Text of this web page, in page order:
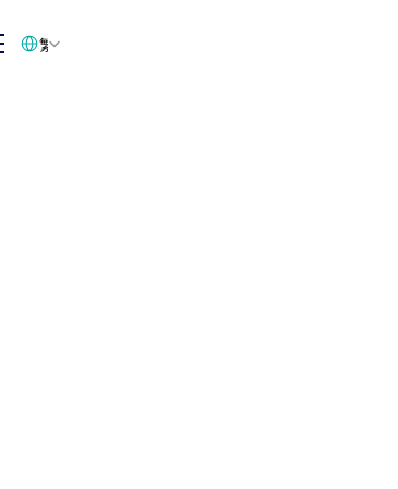
繁体中文